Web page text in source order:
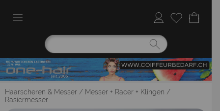
Haarscheren & Messer / Messer + Racer + Klingen /
Rasiermesser